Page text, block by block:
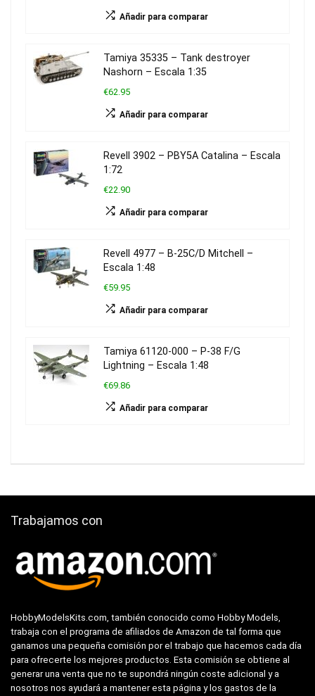
Añadir para comparar
Tamiya 35335 – Tank destroyer
Nashorn – Escala 1:35
€62.95
Añadir para comparar
Revell 3902 – PBY5A Catalina – Escala
1:72
€22.90
Añadir para comparar
Revell 4977 – B-25C/D Mitchell –
Escala 1:48
€59.95
Añadir para comparar
Tamiya 61120-000 – P-38 F/G
Lightning – Escala 1:48
€69.86
Añadir para comparar
Trabajamos con
HobbyModelsKits.com, también conocido como Hobby Models,
trabaja con el programa de afiliados de Amazon de tal forma que
ganamos una pequeña comisión por el trabajo que hacemos cada día
para ofrecerte los mejores productos. Esta comisión se obtiene al
generar una venta que no te supondrá ningún coste adicional y a
nosotros nos ayudará a mantener esta página y los gastos de la